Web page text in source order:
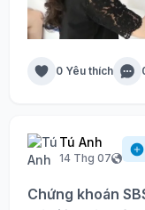
0 Yêu thích
Tú Anh
14 Thg 07
Chứng khoán